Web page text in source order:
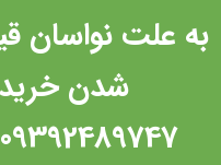
به علت نواسان
شدن خرید